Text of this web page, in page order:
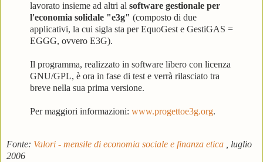
lavorato insieme ad altri al software gestionale per
l'economia solidale "e3g" (composto di due
applicativi, la cui sigla sta per EquoGest e GestiGAS =
EGGG, ovvero E3G).
Il programma, realizzato in software libero con licenza
GNU/GPL, è ora in fase di test e verrà rilasciato tra
breve nella sua prima versione.
Per maggiori informazioni: www.progettoe3g.org.
Fonte: Valori - mensile di economia sociale e finanza etica , luglio
2006